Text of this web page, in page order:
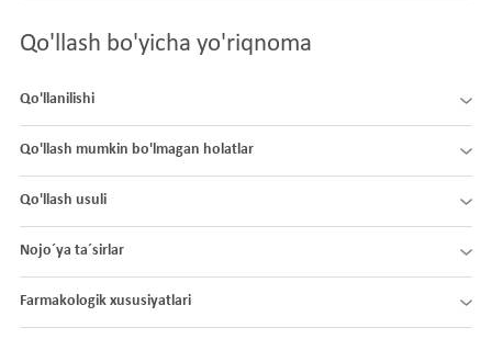
Qo'llash bo'yicha yo'riqnoma
Qo'llanilishi
Qo'llash mumkin bo'lmagan holatlar
Qo'llash usuli
Nojo´ya ta´sirlar
Farmakologik xususiyatlari